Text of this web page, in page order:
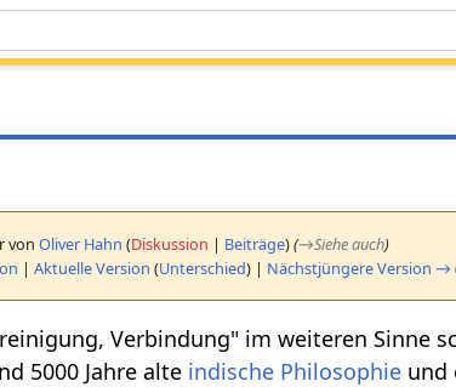
vonOliver Hahn (Diskussion | Beiträge)(→Siehe auch)
|Aktuelle Version (Unterschied) | Nächstjüngere Version →
Verbindung" im weiteren Sinne
5000 Jahre alte indische Philosophie und